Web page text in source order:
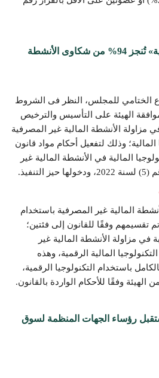
544 شكوى| «الرقابة المالية» تُنجز 94% من شكاوى الأنشطة
الختامي للمجلس، النظر فى الشروط
الهيئة على التأسيس والترخيص
مزاولة الأنشطة المالية غير المصرفية
وذلك لتفعيل أحكام مواد قانون
المالية في الأنشطة المالية غير
المالية غير المصرفية باستخدام
تم تقسيمهم وفقًا للقانون إلى فئتين؛
في مزاولة الأنشطة المالية غير
المالية الرقمية، وهذه
باستخدام التكنولوجيا الرقمية،
وفقًا للأحكام الواردة بالقانون.
رؤساء الجهات المنظمة لسوق